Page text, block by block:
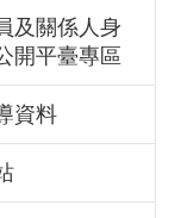
及關係人身
開平臺專區
資料